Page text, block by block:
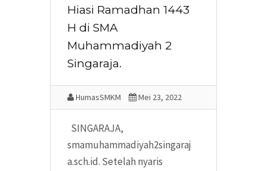
Hiasi Ramadhan 1443
H di SMA
Muhammadiyah 2
Singaraja.
HumasSMKM Mei 23, 2022
SINGARAJA,
smamuhammadiyah2singaraj
a.sch.id. Setelah nyaris